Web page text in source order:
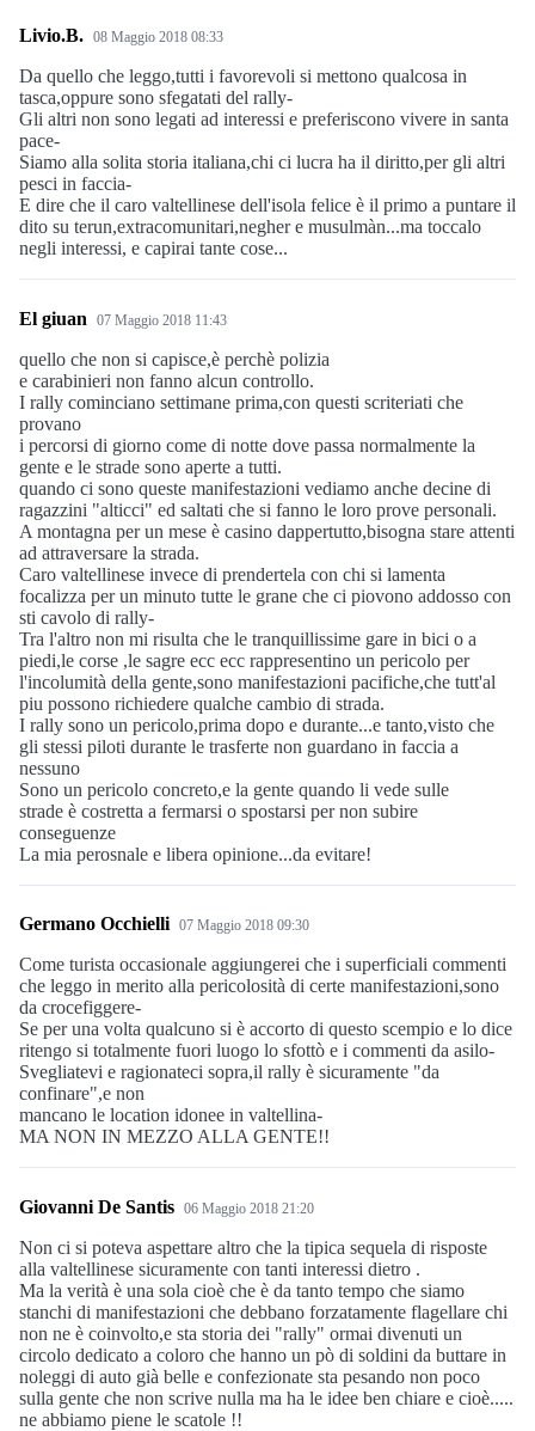
Livio.B. 08 Maggio 2018 08:33
Da quello che leggo,tutti i favorevoli si mettono qualcosa in
tasca,oppure sono sfegatati del rally-
Gli altri non sono legati ad interessi e preferiscono vivere in santa
pace-
Siamo alla solita storia italiana,chi ci lucra ha il diritto,per gli altri
pesci in faccia-
E dire che il caro valtellinese dell'isola felice è il primo a puntare il
dito su terun,extracomunitari,negher e musulmàn...ma toccalo
negli interessi, e capirai tante cose...
El giuan 07 Maggio 2018 11:43
quello che non si capisce,è perchè polizia
e carabinieri non fanno alcun controllo.
I rally cominciano settimane prima,con questi scriteriati che
provano
i percorsi di giorno come di notte dove passa normalmente la
gente e le strade sono aperte a tutti.
quando ci sono queste manifestazioni vediamo anche decine di
ragazzini "alticci" ed saltati che si fanno le loro prove personali.
A montagna per un mese è casino dappertutto,bisogna stare attenti
ad attraversare la strada.
Caro valtellinese invece di prendertela con chi si lamenta
focalizza per un minuto tutte le grane che ci piovono addosso con
sti cavolo di rally-
Tra l'altro non mi risulta che le tranquillissime gare in bici o a
piedi,le corse ,le sagre ecc ecc rappresentino un pericolo per
l'incolumità della gente,sono manifestazioni pacifiche,che tutt'al
piu possono richiedere qualche cambio di strada.
I rally sono un pericolo,prima dopo e durante...e tanto,visto che
gli stessi piloti durante le trasferte non guardano in faccia a
nessuno
Sono un pericolo concreto,e la gente quando li vede sulle
strade è costretta a fermarsi o spostarsi per non subire
conseguenze
La mia perosnale e libera opinione...da evitare!
Germano Occhielli 07 Maggio 2018 09:30
Come turista occasionale aggiungerei che i superficiali commenti
che leggo in merito alla pericolosità di certe manifestazioni,sono
da crocefiggere-
Se per una volta qualcuno si è accorto di questo scempio e lo dice
ritengo si totalmente fuori luogo lo sfottò e i commenti da asilo-
Svegliatevi e ragionateci sopra,il rally è sicuramente "da
confinare",e non
mancano le location idonee in valtellina-
MA NON IN MEZZO ALLA GENTE!!
Giovanni De Santis 06 Maggio 2018 21:20
Non ci si poteva aspettare altro che la tipica sequela di risposte
alla valtellinese sicuramente con tanti interessi dietro .
Ma la verità è una sola cioè che è da tanto tempo che siamo
stanchi di manifestazioni che debbano forzatamente flagellare chi
non ne è coinvolto,e sta storia dei "rally" ormai divenuti un
circolo dedicato a coloro che hanno un pò di soldini da buttare in
noleggi di auto già belle e confezionate sta pesando non poco
sulla gente che non scrive nulla ma ha le idee ben chiare e cioè.....
ne abbiamo piene le scatole !!